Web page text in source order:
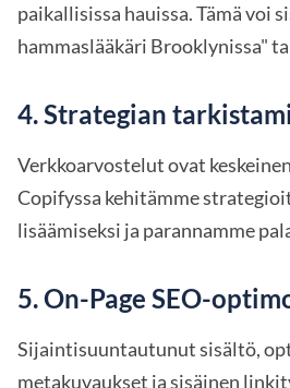
paikallisissa hauissa. Tämä voi
hammaslääkäri Brooklynissa"
4.Strategian
Verkkoarvostelut ovat
Copifyssa kehitämme
lisäämiseksi ja parannamme
5.On-Page SEO-
Sijaintisuuntautunut sisältö,
metakuvaukset ja sisäinen